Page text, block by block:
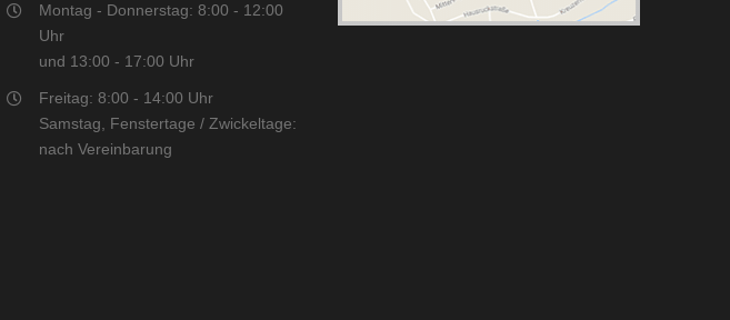
Montag - Donnerstag: 8:00 - 12:00
Uhr
und 13:00 - 17:00 Uhr
Freitag: 8:00 - 14:00 Uhr
Samstag, Fenstertage / Zwickeltage:
nach Vereinbarung